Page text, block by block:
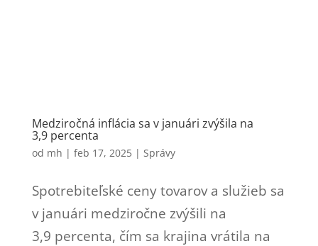
Medziročná inflácia sa v januári zvýšila na
3,9 percenta
od mh | feb 17, 2025| Správy
Spotrebiteľské ceny tovarov a služieb sa
v januári medziročne zvýšili na
3,9 percenta, čím sa krajina vrátila na